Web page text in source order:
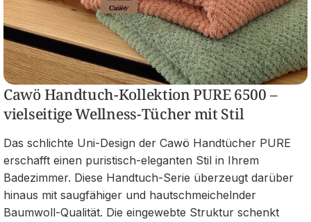
Cawö Handtuch-Kollektion PURE 6500 –
vielseitige Wellness-Tücher mit Stil
Das schlichte Uni-Design der Cawö Handtücher PURE
erschafft einen puristisch-eleganten Stil in Ihrem
Badezimmer. Diese Handtuch-Serie überzeugt darüber
hinaus mit saugfähiger und hautschmeichelnder
Baumwoll-Qualität. Die eingewebte Struktur schenkt